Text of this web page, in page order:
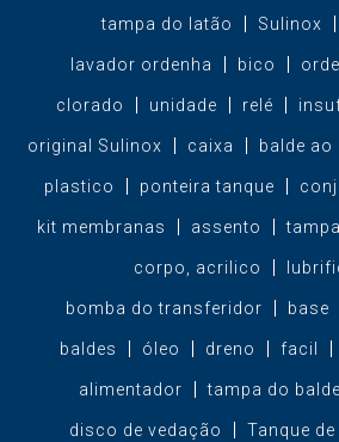
tampa do latão Sulinox
lavador ordenha bico
clorado unidade relé
original Sulinox caixa balde ao
plastico ponteira tanque
kit membranas assento
corpo, acrilico
bomba do transferidor base
baldes óleo dreno facil
alimentador tampa do balde
disco de vedação Tanque de